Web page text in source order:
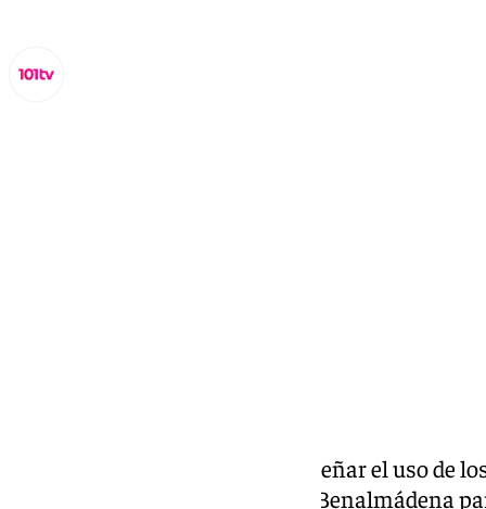
Arranca una campaña para enseñar el uso de
marrones que se instalarán en Benalmádena